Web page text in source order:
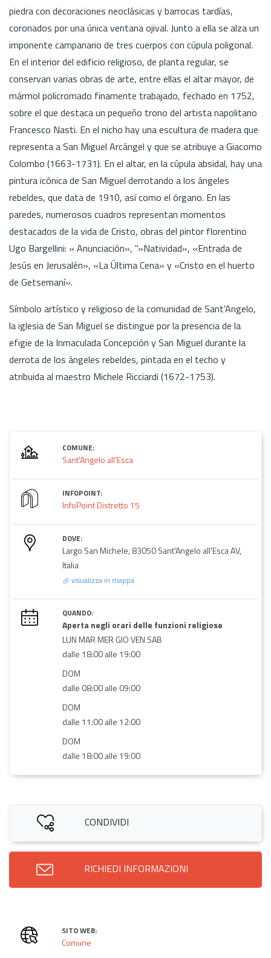
piedra con decoraciones neoclásicas y barrocas tardías,
coronados por una única ventana ojival. Junto a ella se alza un
imponente campanario de tres cuerpos con cúpula poligonal.
En el interior del edificio religioso, de planta regular, se
conservan varias obras de arte, entre ellas el altar mayor, de
mármol policromado finamente trabajado, fechado en 1752,
sobre el que destaca un pequeño trono del artista napolitano
Francesco Nasti. En el nicho hay una escultura de madera que
representa a San Miguel Arcángel y que se atribuye a Giacomo
Colombo (1663-1731). En el altar, en la cúpula absidal, hay una
pintura icónica de San Miguel derrotando a los ángeles
rebeldes, que data de 1910, así como el órgano. En las
paredes, numerosos cuadros representan momentos
destacados de la vida de Cristo, obras del pintor florentino
Ugo Bargellini: « Anunciación», "»Natividad», «Entrada de
Jesús en Jerusalén», «La Última Cena» y «Cristo en el huerto
de Getsemaní».
Símbolo artístico y religioso de la comunidad de Sant'Angelo,
la iglesia de San Miguel se distingue por la presencia de la
efigie de la Inmaculada Concepción y San Miguel durante la
derrota de los ángeles rebeldes, pintada en el techo y
atribuida al maestro Michele Ricciardi (1672-1753).
COMUNE:
Sant'Angelo all'Esca
INFOPOINT:
InfoPoint Distretto 15
DOVE:
Largo San Michele, 83050 Sant'Angelo all'Esca AV,
Italia
visualizza in mappa
QUANDO:
Aperta negli orari delle funzioni religiose
LUN MAR MER GIO VEN SAB
dalle 18:00 alle 19:00
DOM
dalle 08:00 alle 09:00
DOM
dalle 11:00 alle 12:00
DOM
dalle 18:00 alle 19:00
CONDIVIDI
RICHIEDI INFORMAZIONI
SITO WEB:
Comune